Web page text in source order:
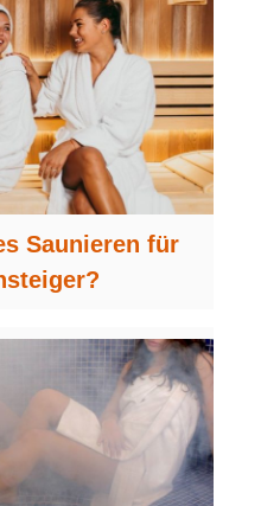
Saunieren für